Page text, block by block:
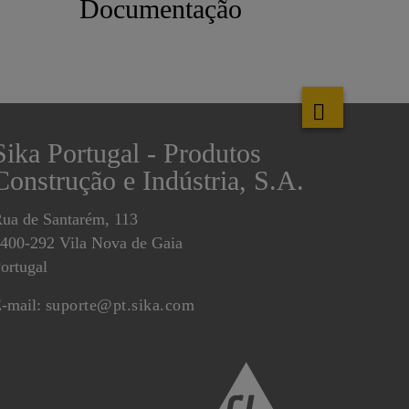
Documentação
Portugal - Produtos
e Indústria, S.A.
de Santarém, 113
292 Vila Nova de Gaia
mail: suporte@pt.sika.com